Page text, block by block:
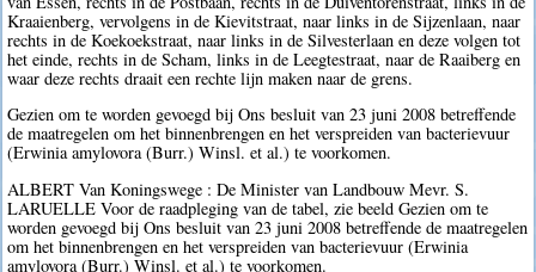
Kraaienberg, vervolgens in de Kievitstraat, naar links in de Sijzenlaan, naar
rechts in de Koekoekstraat, naar links in de Silvesterlaan en deze volgen tot
het einde, rechts in de Scham, links in de Leegtestraat, naar de Raaiberg en
waar deze rechts draait een rechte lijn maken naar de grens.
Gezien om te worden gevoegd bij Ons besluit van 23 juni 2008 betreffende
de maatregelen om het binnenbrengen en het verspreiden van bacterievuur
(Erwinia amylovora (Burr.) Winsl. et al.) te voorkomen.
ALBERT Van Koningswege : De Minister van Landbouw Mevr. S.
LARUELLE Voor de raadpleging van de tabel, zie beeld Gezien om te
worden gevoegd bij Ons besluit van 23 juni 2008 betreffende de maatregelen
om het binnenbrengen en het verspreiden van bacterievuur (Erwinia
amylovora (Burr.) Winsl. et al.) te voorkomen.